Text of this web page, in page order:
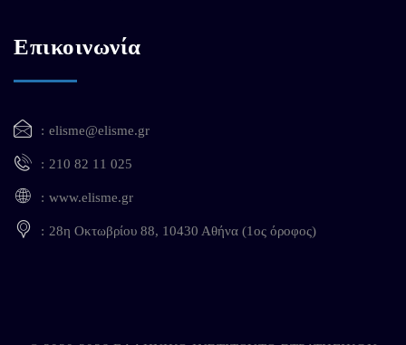
Επικοινωνία
elisme@elisme.gr
210 82 11 025
www.elisme.gr
28η Οκτωβρίου 88, 10430 Αθήνα (1ος όροφος)